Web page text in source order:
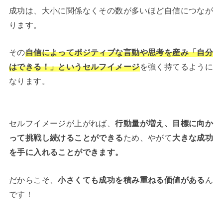
成功は、大小に関係なくその数が多いほど自信につなが
ります。
その自信によってポジティブな言動や思考を産み「自分
はできる！」というセルフイメージを強く持てるように
なります。
セルフイメージが上がれば、行動量が増え、目標に向か
って挑戦し続けることができるため、やがて大きな成功
を手に入れることができます。
だからこそ、小さくても成功を積み重ねる価値がある ん
です！